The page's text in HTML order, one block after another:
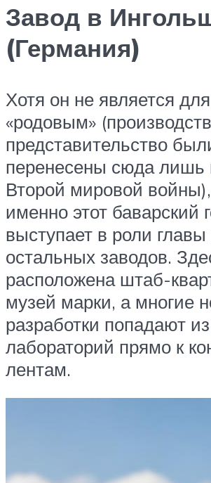
Завод в
(Германия)
Хотя он не является
«родовым»
представительство
перенесены сюда лишь
Второй мировой
именно этот баварский
выступает в роли
остальных заводов.
расположена штаб-
музей марки, а многие
разработки попадают
лабораторий прямо к
лентам.